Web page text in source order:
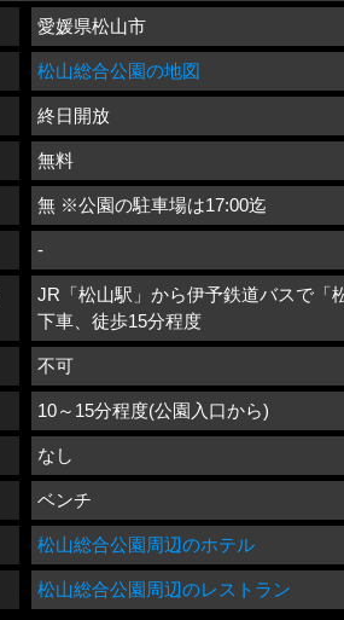
愛媛県松山市
松山総合公園の地図
終日開放
無料
無 ※公園の駐車場は17:00迄
-
JR「松山駅」から伊予鉄道バスで「
下車、徒歩15分程度
不可
10～15分程度(公園入口から)
なし
ベンチ
松山総合公園周辺のホテル
松山総合公園周辺のレストラン